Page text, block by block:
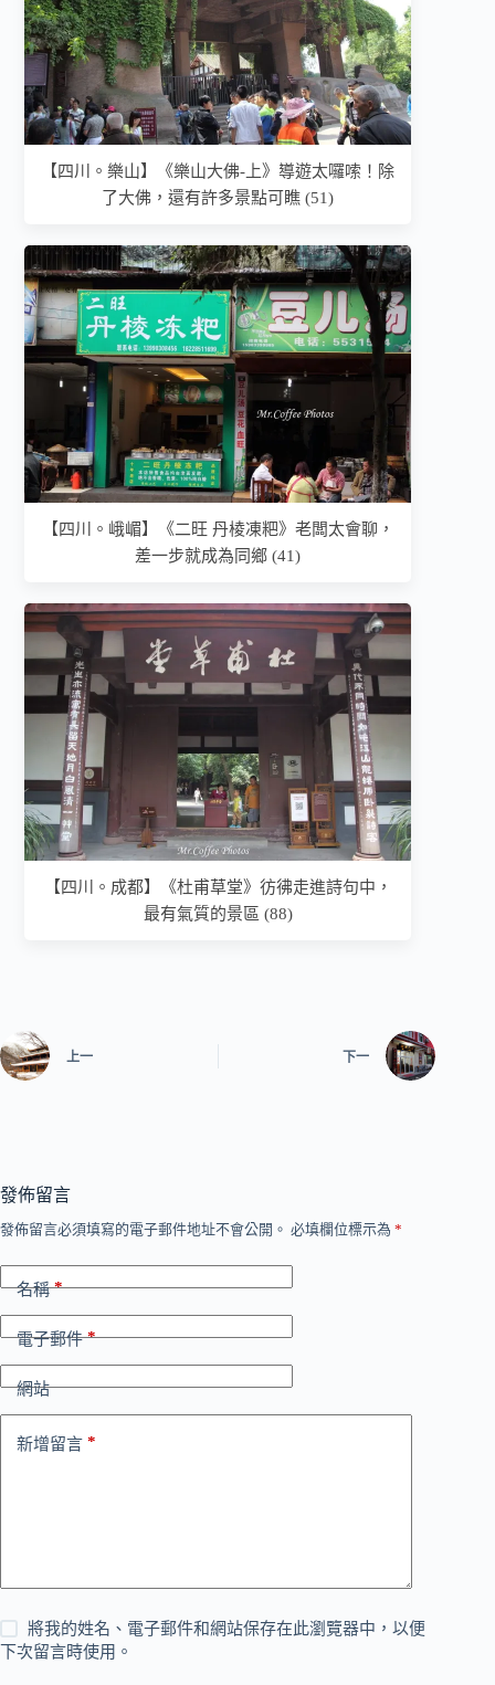
【四川。樂山】《樂山大佛-上》導遊太囉嗦！除
了大佛，還有許多景點可瞧 (51)
【四川。峨嵋】《二旺 丹棱凍粑》老闆太會聊，
差一步就成為同鄉 (41)
【四川。成都】《杜甫草堂》彷彿走進詩句中，
最有氣質的景區 (88)
上一 下一
發佈留言
發佈留言必須填寫的電子郵件地址不會公開。 必填欄位標示為 *
名稱*
電子郵件*
網站
新增留言 *
將我的姓名、電子郵件和網站保存在此瀏覽器中，以便
下次留言時使用。